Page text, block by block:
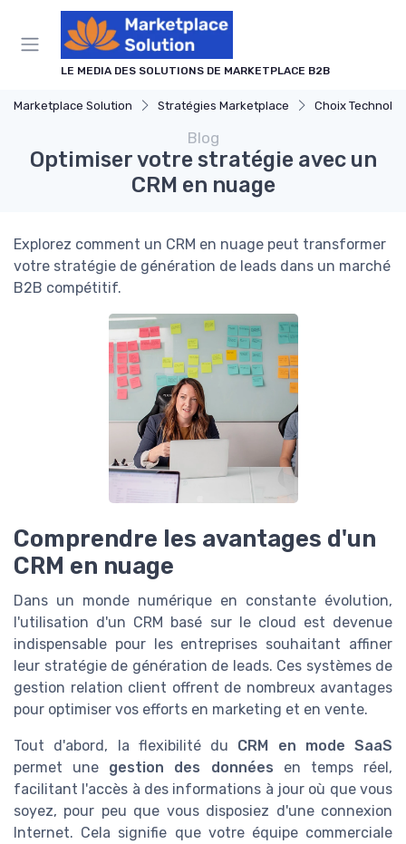
LE MEDIA DES SOLUTIONS DE MARKETPLACE B2B
Marketplace Solution Stratégies Marketplace Choix
Blog
Optimiser votre stratégie avec un
CRM en nuage
Explorez comment un CRM en nuage peut transformer
votre stratégie de génération de leads dans un marché
B2B compétitif.
Comprendre les avantages d'un
CRM en nuage
Dans un monde numérique en constante évolution,
l'utilisation d'un CRM basé sur le cloud est devenue
indispensable pour les entreprises souhaitant affiner
leur stratégie de génération de leads. Ces systèmes de
gestion relation client offrent de nombreux avantages
pour optimiser vos efforts en marketing et en vente.
Tout d'abord, la flexibilité du CRM en mode SaaS
permet une gestion des données en temps réel,
facilitant l'accès à des informations à jour où que vous
soyez, pour peu que vous disposiez d'une connexion
Internet. Cela signifie que votre équipe commerciale
Panneau de gestion des cookies